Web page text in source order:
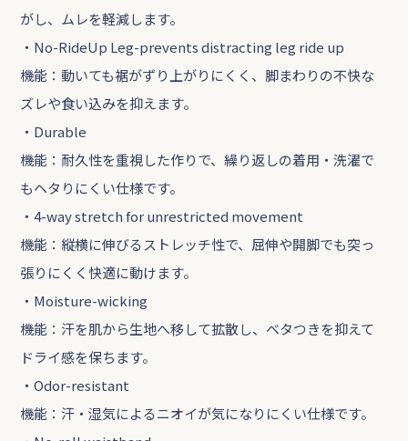
がし、ムレを軽減します。
・No-RideUp Leg-prevents distracting leg ride up
機能：動いても裾がずり上がりにくく、脚まわりの不快な
ズレや食い込みを抑えます。
・Durable
機能：耐久性を重視した作りで、繰り返しの着用・洗濯で
もヘタりにくい仕様です。
・4-way stretch for unrestricted movement
機能：縦横に伸びるストレッチ性で、屈伸や開脚でも突っ
張りにくく快適に動けます。
・Moisture-wicking
機能：汗を肌から生地へ移して拡散し、ベタつきを抑えて
ドライ感を保ちます。
・Odor-resistant
機能：汗・湿気によるニオイが気になりにくい仕様です。